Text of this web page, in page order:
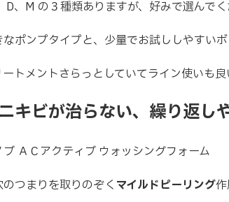
D、M の３種類ありますが、好みで選んで
なポンプタイプと、少量でお試ししやすいボ
ートメントさらっとしていてライン使いも良
ニキビが治らない、繰り返し
ブ ＡＣアクティブ ウォッシングフォーム
つまりを取りのぞく マイルドピーリング